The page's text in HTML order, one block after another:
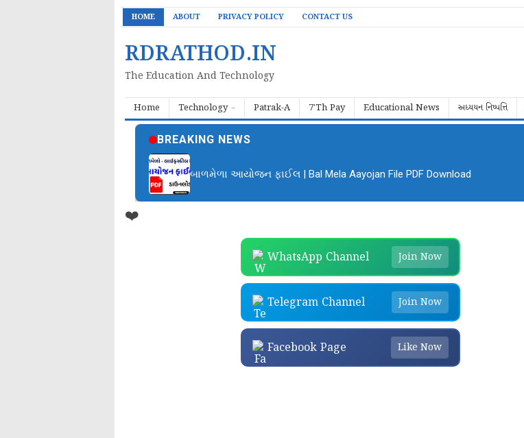
HOME ABOUT PRIVACY POLICY CONTACT US
RDRATHOD.IN
The Education And Technology
Home Technology Patrak-A 7'Th Pay Educational News અધ્યયન નિષ્પત્તિ
BREAKING NEWS
બાળમેળા આયોજન ફાઈલ | Bal Mela Aayojan File PDF Download
❤️
WhatsApp Channel Join Now
Telegram Channel Join Now
Facebook Page Like Now